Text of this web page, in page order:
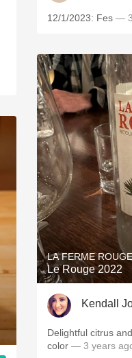
12/1/2023: Fes — 3
LA FERME ROUGE
Le Rouge 2022
Kendall
Delightful citrus
color — 3 years